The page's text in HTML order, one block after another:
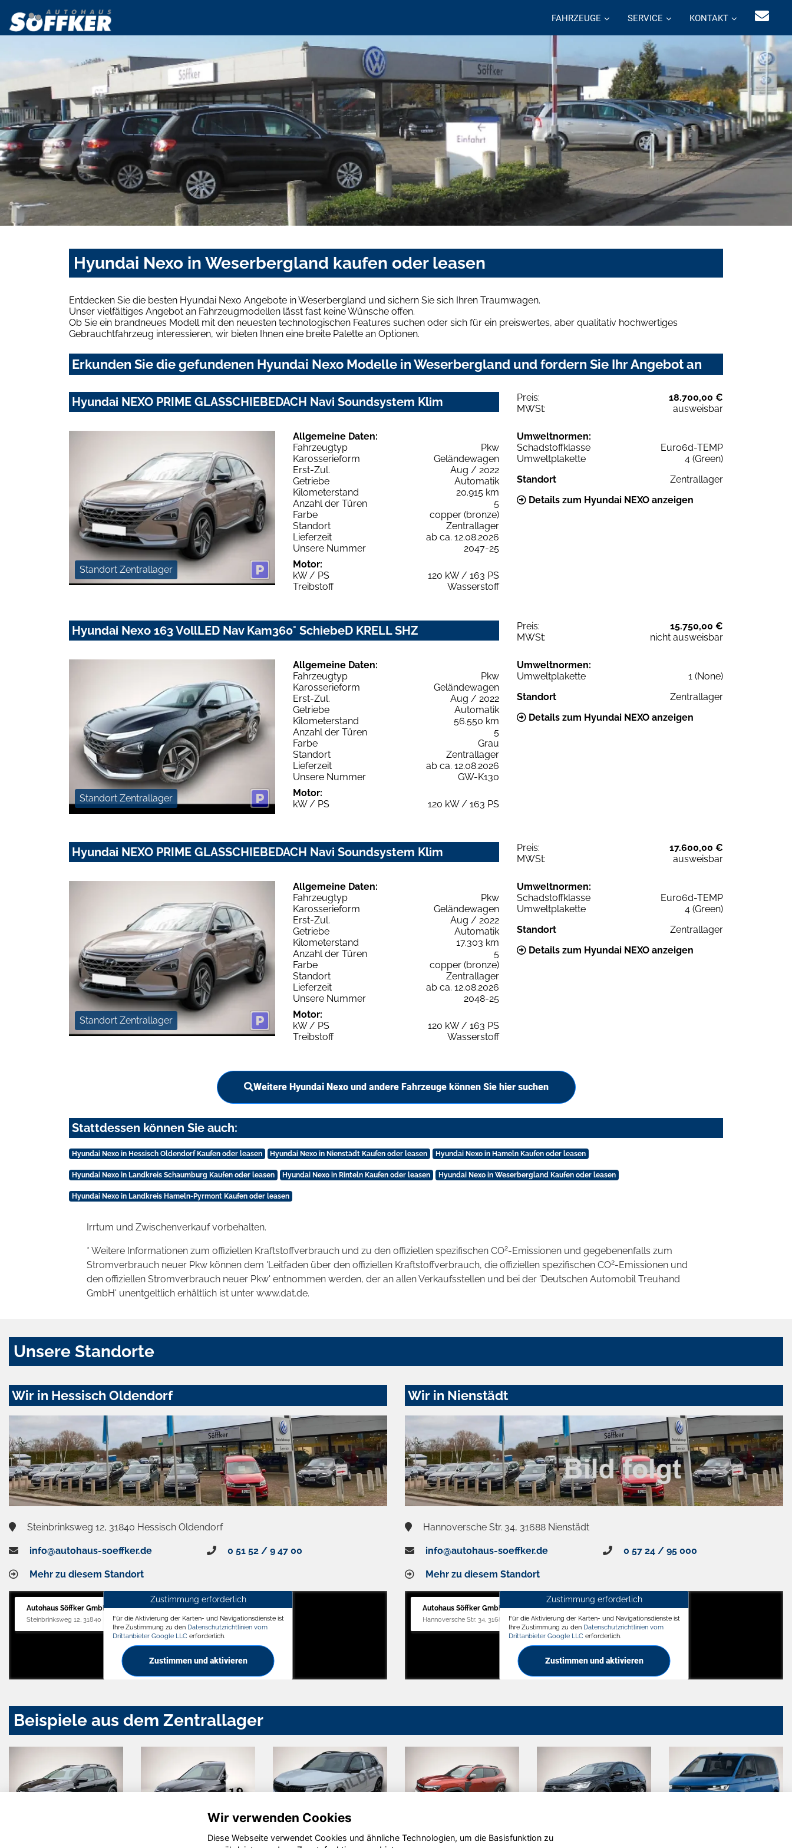
FAHRZEUGE SERVICE KONTAKT
Hyundai Nexo in Weserbergland kaufen oder leasen
Entdecken Sie die besten Hyundai Nexo Angebote in Weserbergland und sichern Sie sich Ihren Traumwagen.
Unser vielfältiges Angebot an Fahrzeugmodellen lässt fast keine Wünsche offen.
Ob Sie ein brandneues Modell mit den neuesten technologischen Features suchen oder sich für ein preiswertes, aber qualitativ hochwertiges
Gebrauchtfahrzeug interessieren, wir bieten Ihnen eine breite Palette an Optionen.
Erkunden Sie die gefundenen Hyundai Nexo Modelle in Weserbergland und fordern Sie Ihr Angebot an
Hyundai NEXO PRIME GLASSCHIEBEDACH Navi Soundsystem Klim Preis:
18.700,00 €
MWSt:
ausweisbar
Standort Zentrallager
Allgemeine Daten:
Fahrzeugtyp
Pkw
Karosserieform
Geländewagen
Erst-Zul.
Aug / 2022
Getriebe
Automatik
Kilometerstand
20.915 km
Anzahl der Türen
5
Farbe
copper (bronze)
Standort
Zentrallager
Lieferzeit
ab ca. 12.08.2026
Unsere Nummer
2047-25
Motor:
kW / PS
120 kW / 163 PS
Treibstoff
Wasserstoff
Umweltnormen:
Schadstoffklasse
Euro6d-TEMP
Umweltplakette
4 (Green)
Standort
Zentrallager
Details zum Hyundai NEXO anzeigen
Hyundai Nexo 163 VollLED Nav Kam360° SchiebeD KRELL SHZ Preis:
15.750,00 €
MWSt:
nicht ausweisbar
Standort Zentrallager
Allgemeine Daten:
Fahrzeugtyp
Pkw
Karosserieform
Geländewagen
Erst-Zul.
Aug / 2022
Getriebe
Automatik
Kilometerstand
56.550 km
Anzahl der Türen
5
Farbe
Grau
Standort
Zentrallager
Lieferzeit
ab ca. 12.08.2026
Unsere Nummer
GW-K130
Motor:
kW / PS
120 kW / 163 PS
Umweltnormen:
Umweltplakette
1 (None)
Standort
Zentrallager
Details zum Hyundai NEXO anzeigen
Hyundai NEXO PRIME GLASSCHIEBEDACH Navi Soundsystem Klim Preis:
17.600,00 €
MWSt:
ausweisbar
Standort Zentrallager
Allgemeine Daten:
Fahrzeugtyp
Pkw
Karosserieform
Geländewagen
Erst-Zul.
Aug / 2022
Getriebe
Automatik
Kilometerstand
17.303 km
Anzahl der Türen
5
Farbe
copper (bronze)
Standort
Zentrallager
Lieferzeit
ab ca. 12.08.2026
Unsere Nummer
2048-25
Motor:
kW / PS
120 kW / 163 PS
Treibstoff
Wasserstoff
Umweltnormen:
Schadstoffklasse
Euro6d-TEMP
Umweltplakette
4 (Green)
Standort
Zentrallager
Details zum Hyundai NEXO anzeigen
Weitere Hyundai Nexo und andere Fahrzeuge können Sie hier suchen
Stattdessen können Sie auch:
Hyundai Nexo in Hessisch Oldendorf Kaufen oder leasen Hyundai Nexo in Nienstädt Kaufen oder leasen Hyundai Nexo in Hameln Kaufen oder leasen
Hyundai Nexo in Landkreis Schaumburg Kaufen oder leasen Hyundai Nexo in Rinteln Kaufen oder leasen Hyundai Nexo in Weserbergland Kaufen oder leasen
Hyundai Nexo in Landkreis Hameln-Pyrmont Kaufen oder leasen
Irrtum und Zwischenverkauf vorbehalten.
* Weitere Informationen zum offiziellen Kraftstoffverbrauch und zu den offiziellen spezifischen CO2-Emissionen und gegebenenfalls zum
Stromverbrauch neuer Pkw können dem 'Leitfaden über den offiziellen Kraftstoffverbrauch, die offiziellen spezifischen CO2-Emissionen und
den offiziellen Stromverbrauch neuer Pkw' entnommen werden, der an allen Verkaufsstellen und bei der 'Deutschen Automobil Treuhand
GmbH' unentgeltlich erhältlich ist unter www.dat.de.
Unsere Standorte
Wir in Hessisch Oldendorf
Steinbrinksweg 12, 31840 Hessisch Oldendorf
info@autohaus-soeffker.de 0 51 52 / 9 47 00
Mehr zu diesem Standort
Autohaus Söffker GmbH
Steinbrinksweg 12, 31840 Hessisch Oldendorf
Zustimmung erforderlich
Für die Aktivierung der Karten- und Navigationsdienste ist
Ihre Zustimmung zu den Datenschutzrichtlinien vom
Drittanbieter Google LLC erforderlich.
Zustimmen und aktivieren
Wir in Nienstädt
Hannoversche Str. 34, 31688 Nienstädt
info@autohaus-soeffker.de 0 57 24 / 95 000
Mehr zu diesem Standort
Autohaus Söffker GmbH
Hannoversche Str. 34, 31688 Nienstädt
Zustimmung erforderlich
Für die Aktivierung der Karten- und Navigationsdienste ist
Ihre Zustimmung zu den Datenschutzrichtlinien vom
Drittanbieter Google LLC erforderlich.
Zustimmen und aktivieren
Beispiele aus dem Zentrallager
Wir verwenden Cookies
Diese Webseite verwendet Cookies und ähnliche Technologien, um die Basisfunktion zu